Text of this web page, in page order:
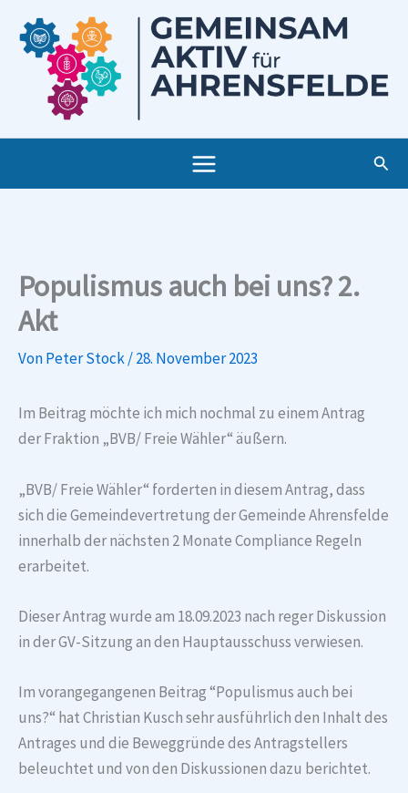
Inhalt
springen
Populismus auch bei uns? 2.
Akt
VonPeter Stock/28. November 2023
Im Beitrag möchte ich mich nochmal zu einem Antrag
der Fraktion „BVB/ Freie Wähler“ äußern.
„BVB/ Freie Wähler“ forderten in diesem Antrag, dass
sich die Gemeindevertretung der Gemeinde Ahrensfelde
innerhalb der nächsten 2 Monate Compliance Regeln
erarbeitet.
Dieser Antrag wurde am 18.09.2023 nach reger Diskussion
in der GV-Sitzung an den Hauptausschuss verwiesen.
Im vorangegangenen Beitrag “Populismus auch bei
uns?“ hat Christian Kusch sehr ausführlich den Inhalt des
Antrages und die Beweggründe des Antragstellers
beleuchtet und von den Diskussionen dazu berichtet.